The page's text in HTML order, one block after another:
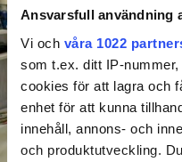
Ansvarsfull användning
Vi och våra 1022
som t.ex. ditt IP-
cookies för att lagra och
enhet för att kunna
innehåll, annons- och
och produktutveckling.